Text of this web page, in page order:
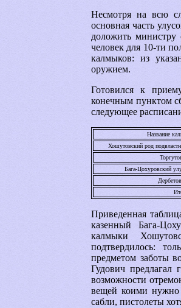
Несмотря на всю
основная часть
доложить министру
человек для 10-ти
калмыков: из
оружием.
Готовился к
конечным пунктом
следующее
Название
Хошутовский род
Бага-Цохуровский
Приведенная
казенный Бага-
калмыки
подтвердилось:
предметом заботы
Гудович предлагал
возможности
вещей коими нужно
сабли, пистолеты